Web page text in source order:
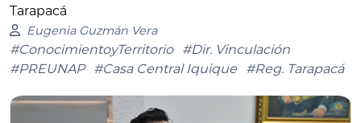
Tarapacá
Eugenia Guzmán Vera
#ConocimientoyTerritorio
#Dir. Vinculación
#PREUNAP
#Casa Central Iquique #Reg. Tarapacá